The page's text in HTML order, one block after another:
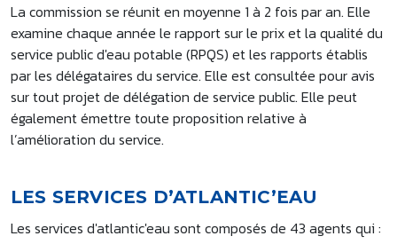
La commission se réunit en moyenne 1 à 2 fois par an. Elle
examine chaque année le rapport sur le prix et la qualité du
service public d'eau potable (RPQS) et les rapports établis
par les délégataires du service. Elle est consultée pour avis
sur tout projet de délégation de service public. Elle peut
également émettre toute proposition relative à
l’amélioration du service.
LES SERVICES D’ATLANTIC’EAU
Les services d'atlantic'eau sont composés de 43 agents qui :